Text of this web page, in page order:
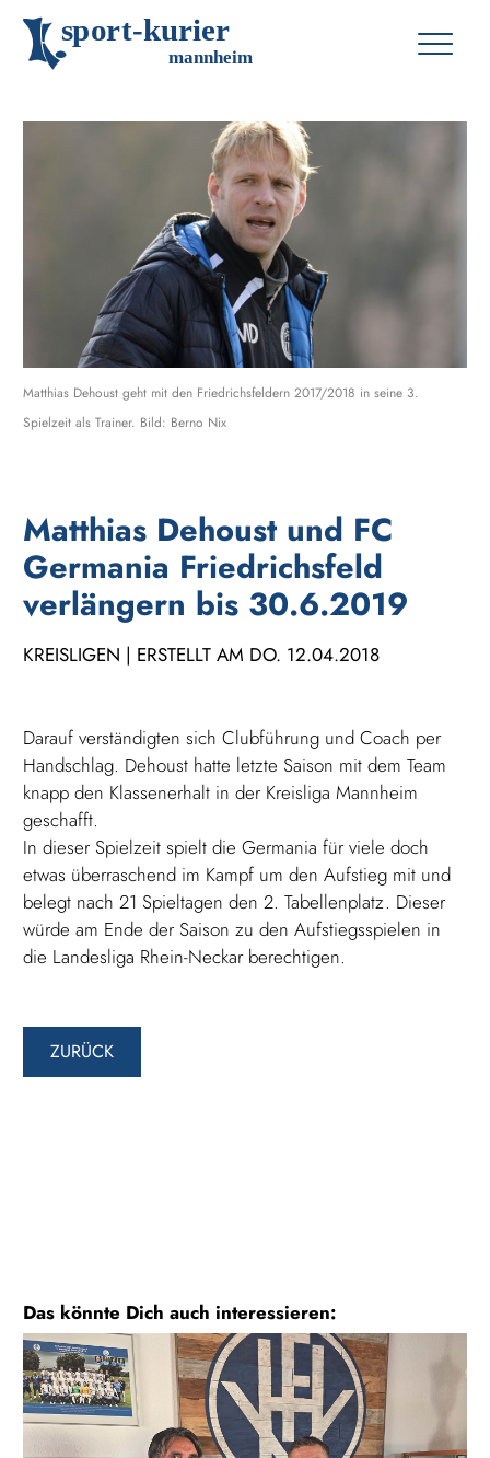
sport-kurier
mannheim
Matthias Dehoust geht mit den Friedrichsfeldern 2017/2018 in seine 3.
Spielzeit als Trainer. Bild: Berno Nix
Matthias Dehoust und FC
Germania Friedrichsfeld
verlängern bis 30.6.2019
KREISLIGEN | ERSTELLT AM DO. 12.04.2018
Darauf verständigten sich Clubführung und Coach per
Handschlag. Dehoust hatte letzte Saison mit dem Team
knapp den Klassenerhalt in der Kreisliga Mannheim
geschafft.
In dieser Spielzeit spielt die Germania für viele doch
etwas überraschend im Kampf um den Aufstieg mit und
belegt nach 21 Spieltagen den 2. Tabellenplatz. Dieser
würde am Ende der Saison zu den Aufstiegsspielen in
die Landesliga Rhein-Neckar berechtigen.
ZURÜCK
Das könnte Dich auch interessieren: